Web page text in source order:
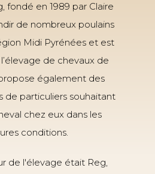
fondé en 1989 par Claire
de nombreux poulains
Midi Pyrénées et est
de chevaux de
également des
de particuliers souhaitant
chez eux dans les
conditions.
de l'élevage était Reg,